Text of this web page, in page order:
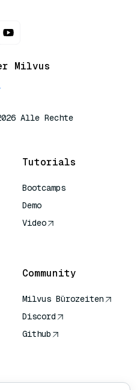
Milvus
Alle Rechte
Tutorials
Bootcamps
Demo
Video
Community
Milvus Bürozeiten
Discord
Github